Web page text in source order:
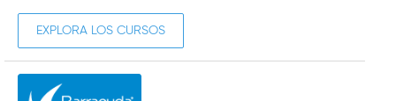
EXPLORA LOS CURSOS